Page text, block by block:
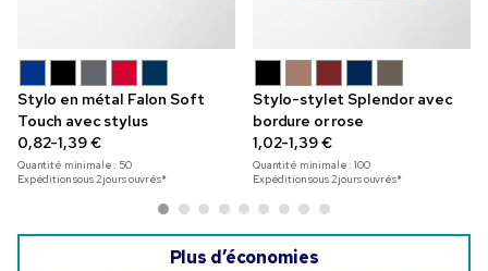
Stylo en métal Falon Soft
Touch avec stylus
0,82-1,39 €
Quantité minimale : 50
Expédition sous 2 jours ouvrés*
Stylo-stylet Splendor avec
bordure or rose
1,02-1,39 €
Quantité minimale :100
Expédition sous 2 jours ouvrés*
Plus d’économies